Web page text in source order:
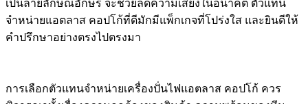
เป็นลายลักษณ์อักษร จะช่วยลดความเสี่ยงในอนาคต ตัวแทน
จำหน่ายแอตลาส คอปโก้ที่ดีมักมีแพ็กเกจที่โปร่งใส และยินดีให้
คำปรึกษาอย่างตรงไปตรงมา
การเลือกตัวแทนจำหน่ายเครื่องปั่นไฟแอตลาส คอปโก้ ควร